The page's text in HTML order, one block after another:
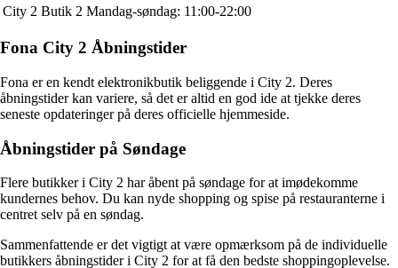
City 2 Butik 2 Mandag-søndag: 11:00-22:00
Fona City 2 Åbningstider
Fona er en kendt elektronikbutik beliggende i City 2. Deres
åbningstider kan variere, så det er altid en god ide at tjekke deres
seneste opdateringer på deres officielle hjemmeside.
Åbningstider på Søndage
Flere butikker i City 2 har åbent på søndage for at imødekomme
kundernes behov. Du kan nyde shopping og spise på restauranterne i
centret selv på en søndag.
Sammenfattende er det vigtigt at være opmærksom på de individuelle
butikkers åbningstider i City 2 for at få den bedste shoppingoplevelse.